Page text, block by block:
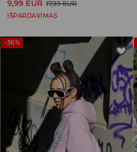
9,99 EUR 17,99 EUR
IŠPARDAVIMAS
-36%